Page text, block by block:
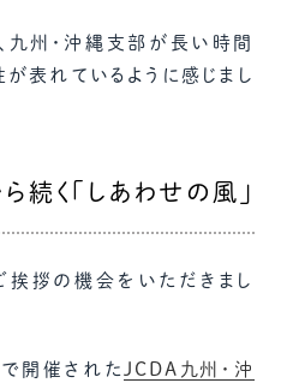
九州・沖縄支部が長い時間
表れているように感じまし
く「しあわせの風」
挨拶の機会をいただきまし
開催された JCDA九州・沖